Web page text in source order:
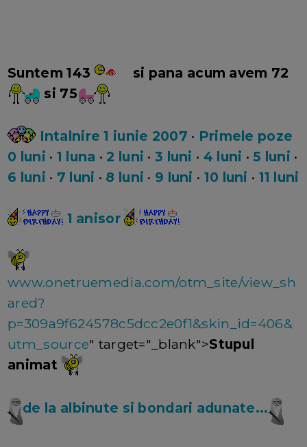
Suntem 143
si pana acum avem 72
si 75
Intalnire 1 iunie 2007 • Primele poze
0 luni • 1 luna •2 luni •3 luni • 4 luni •5 luni •
6 luni • 7 luni • 8 luni • 9 luni • 10 luni • 11 luni
1 anisor
www.onetruemedia.com/otm_site/view_sh
ared?
p=309a9f624578c5dcc2e0f1&skin_id=406&
utm_source" target="_blank">Stupul
animat
de la albinute si bondari adunate...